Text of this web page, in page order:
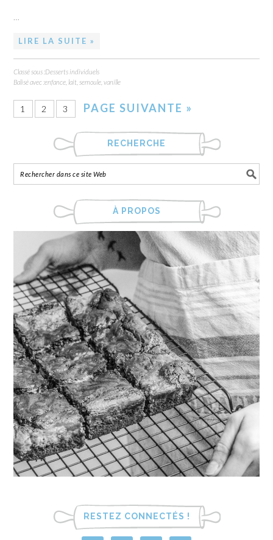
…
LIRE LA SUITE »
Classé sous :Desserts individuels
Balisé avec :enfance lait semoule ,vanille
1 2 3 PAGE SUIVANTE »
RECHERCHE
À PROPOS
RESTEZ CONNECTÉS !